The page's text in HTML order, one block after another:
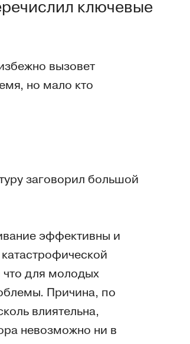
ключевые
вызовет
но мало кто
заговорил большой
эффективны и
что для молодых
Причина, по
влиятельна,
невозможно ни в